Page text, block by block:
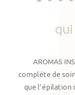
qui
AROMAS
complète de
que l’épilation